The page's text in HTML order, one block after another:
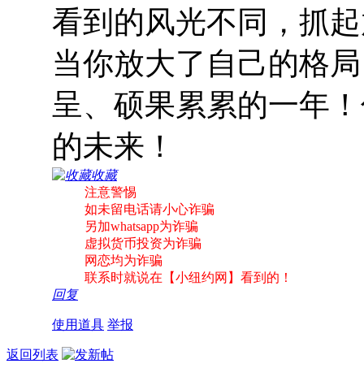
看到的风光不同，抓
当你放大了自己的格
呈、硕果累累的一年
的未来！
收藏
注意警惕
如未留电话请小心诈骗
另加whatsapp为诈骗
虚拟货币投资为诈骗
网恋均为诈骗
联系时就说在【小纽约网】看到的！
回复
使用道具 举报
返回列表